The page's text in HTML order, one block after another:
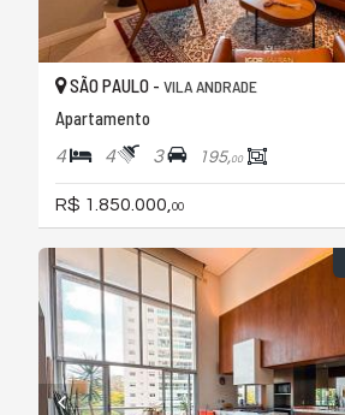
SÃO PAULO - VILA ANDRADE
Apartamento
4 4 3 195,00
R$ 1.850.000,00